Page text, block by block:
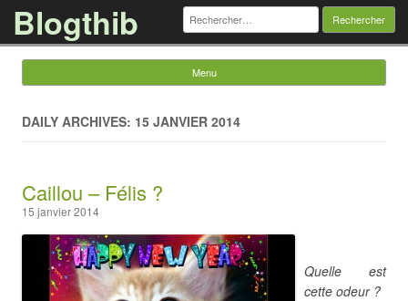
Blogthib Rechercher :
Menu
DAILY ARCHIVES: 15 JANVIER 2014
Caillou – Félis ?
15 janvier 2014
Quelle est
cette odeur ?